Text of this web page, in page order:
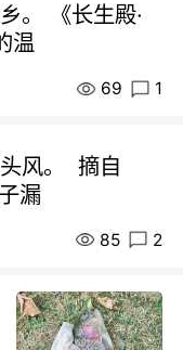
。 《长生殿·
温
69 1
风。 摘自
漏
85 2